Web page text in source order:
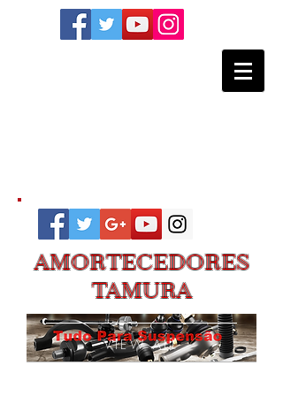
AMORTECEDORES
TAMURA
VIEW ALL